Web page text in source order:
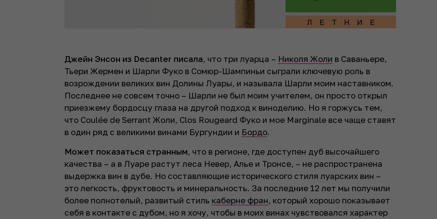
Джейн Энсон из Decanter писала, что три луарца – Николя Жоли в Саваньере,
Тьери Жермен и Шарли Фуко в Сомюр-Шампиньи сыграли ключевую роль в
возрождении великих вин Долины Луары, и называла Шарли моим наставником.
Последнее не совсем точно – Шарли не был моим учителем, он просто открыл
приезжему бордосцу глаза на другой подход к виноделию. Но я горжусь тем,
что Coulée de Serrant Жоли, Clos Rougeard Фуко и мое Marginale все чаще ставят
в один ряд с великими винами Бургундии и Бордо.
Может показаться странным, что в регионе, где доступен дуб высочайшего
качества – а в Луаре растут леса Невер, Алье и Тронсе, – не распространена
выдержка вин в дубе. Но составляющие исторического стиля луарских вин –
это легкость, фруктовость и минеральность. За последние 12 лет мы получили
более полнотелый, развитый стиль каберне фран, который хорошо показывает
себя в контакте с дубом, но я хочу, чтобы в моих винах чувствовался характер